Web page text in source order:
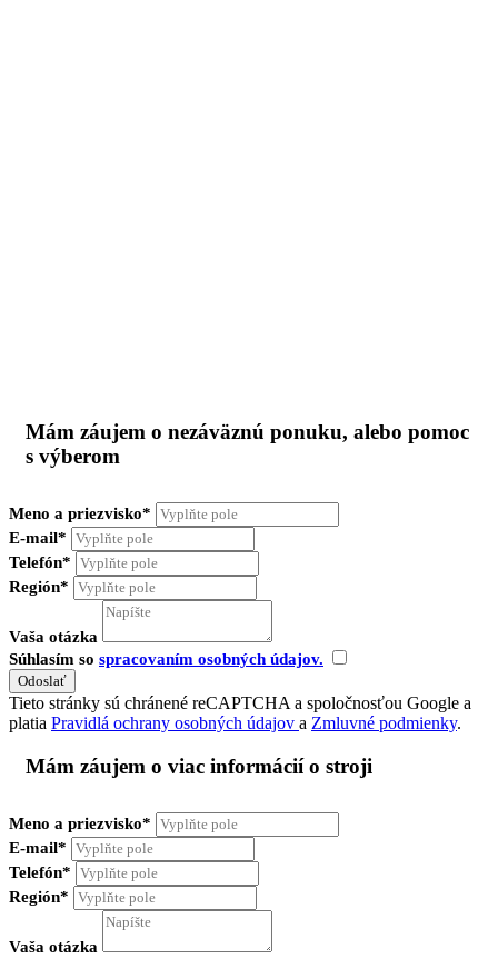
Mám záujem o nezáväznú ponuku, alebo pomoc
s výberom
Meno a priezvisko*
E-mail*
Telefón*
Región*
Vaša otázka
Súhlasím so spracovaním osobných údajov.
Tieto stránky sú chránené reCAPTCHA a spoločnosťou Google a
platia Pravidlá ochrany osobných údajov a Zmluvné podmienky.
Mám záujem o viac informácií o stroji
Meno a priezvisko*
E-mail*
Telefón*
Región*
Vaša otázka